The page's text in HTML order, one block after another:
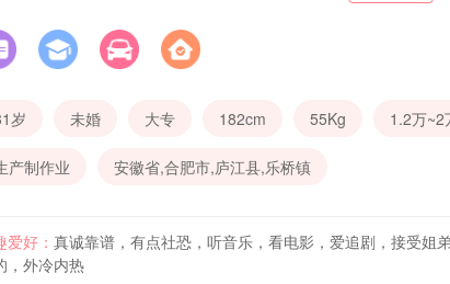
岁 未婚 大专 182cm 55Kg 1.2万~2
产制作业 安徽省,合肥市,庐江县,乐桥镇
爱好： 真诚靠谱，有点社恐，听音乐，看电影，爱追剧，接受姐
，外冷内热